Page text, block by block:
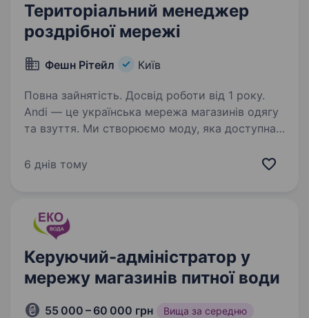
Територіальний менеджер
роздрібної мережі
Фешн Рітейл Київ
Повна зайнятість. Досвід роботи від 1 року.
Andi — це українська мережа магазинів одягу
та взуття. Ми створюємо моду, яка доступна
оновлену — за приємними цінами.
6 днів тому
Керуючий-адміністратор у
мережу магазинів питної води
55 000 – 60 000 грн Вища за середню